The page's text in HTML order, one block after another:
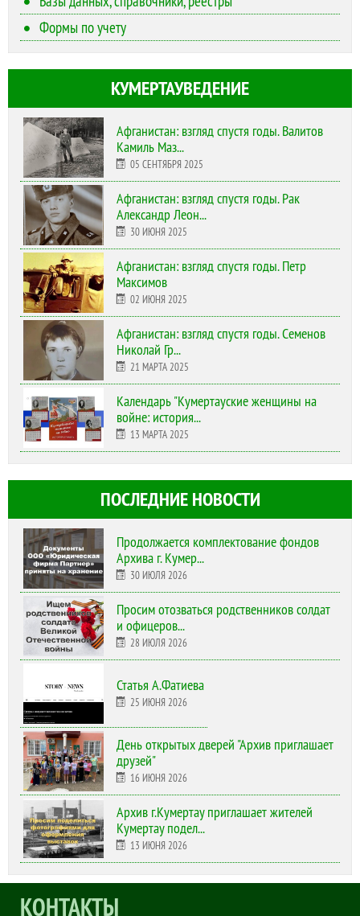
Формы по учету
КУМЕРТАУВЕДЕНИЕ
Афганистан: взгляд спустя годы. Валитов
Камиль Маз...
05 СЕНТЯБРЯ 2025
Афганистан: взгляд спустя годы. Рак
Александр Леон...
30 ИЮНЯ 2025
Афганистан: взгляд спустя годы. Петр
Максимов
02 ИЮНЯ 2025
Афганистан: взгляд спустя годы. Семенов
Николай Гр...
21 МАРТА 2025
Календарь "Кумертауские женщины на
войне: история...
13 МАРТА 2025
ПОСЛЕДНИЕ НОВОСТИ
Продолжается комплектование фондов
Архива г. Кумер...
30 ИЮЛЯ 2026
Просим отозваться родственников солдат
и офицеров...
28 ИЮЛЯ 2026
Статья А.Фатиева
25 ИЮНЯ 2026
День открытых дверей "Архив приглашает
друзей"
16 ИЮНЯ 2026
Архив г.Кумертау приглашает жителей
Кумертау подел...
13 ИЮНЯ 2026
КОНТАКТЫ